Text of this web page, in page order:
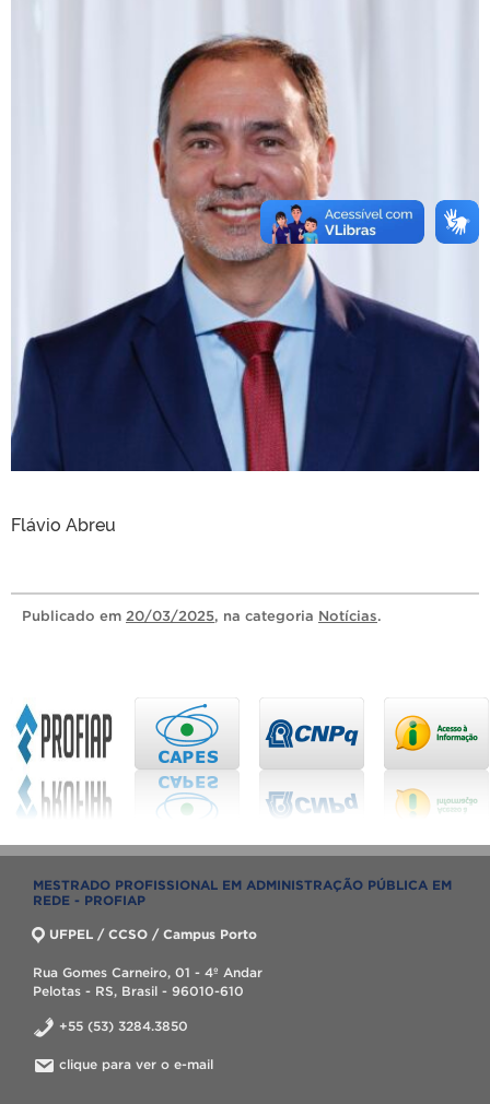
Flávio Abreu
Publicado em 20/03/2025, na categoria Notícias.
MESTRADO PROFISSIONAL EM ADMINISTRAÇÃO PÚBLICA EM
REDE - PROFIAP
UFPEL / CCSO / Campus Porto
Rua Gomes Carneiro, 01 - 4º Andar
Pelotas - RS, Brasil - 96010-610
+55 (53) 3284.3850
clique para ver o e-mail